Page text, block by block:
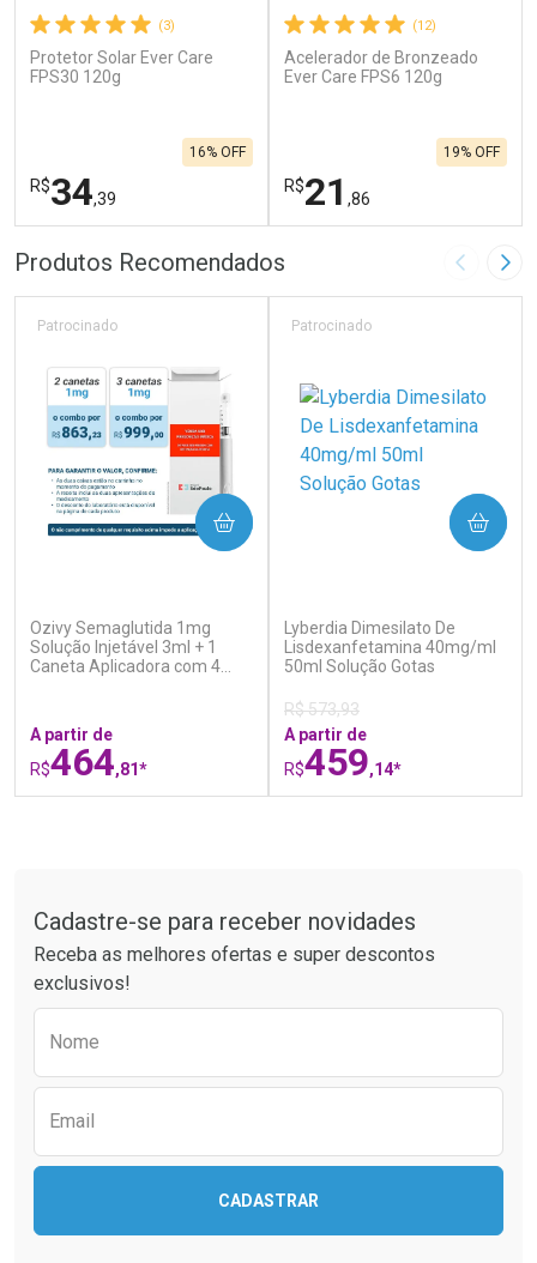
(3)
Protetor Solar Ever Care
FPS30 120g
R$34,39
16% OFF
FECHAR
Laboratório
Ativar Desconto
Por R$ 34,39/cada
FECHAR
Por Menos
Comprar sem Desconto
(12)
Acelerador de Bronzeado
Ever Care FPS6 120g
R$21 ,86
19% OFF
Laboratório
Ativar Desconto
Comprar sem Desconto
Por R$ 21,86/cada
Por Menos
Comprar sem Desconto
Produtos Recomendados Imagem
Ozivy Semaglutida 1mg
Solução Injetável 3ml + 1
Caneta Aplicadora com 4
Patrocinado
A partir de
R$464,81*
COMPRAR
Comprar sem Desconto
Lyberdia Dimesilato De
Lisdexanfetamina 40mg/ml
50ml Solução Gotas
Patrocinado
R$ 573,93
A partir de
R$459,14*
COMPRAR
Ativar Desconto
Comprar sem Desconto
Cadastre-se para receber novidades
Receba as melhores ofertas e super descontos
exclusivos!
Nome
Email
CADASTRAR